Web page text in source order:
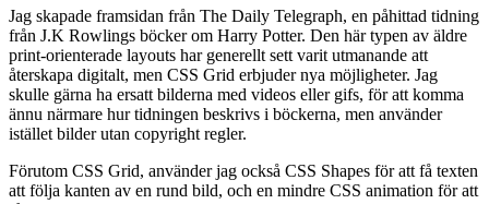
Jag skapade framsidan från The Daily Telegraph, en påhittad tidning
från J.K Rowlings böcker om Harry Potter. Den här typen av äldre
print-orienterade layouts har generellt sett varit utmanande att
återskapa digitalt, men CSS Grid erbjuder nya möjligheter. Jag
skulle gärna ha ersatt bilderna med videos eller gifs, för att komma
ännu närmare hur tidningen beskrivs i böckerna, men använder
istället bilder utan copyright regler.
Förutom CSS Grid, använder jag också CSS Shapes för att få texten
att följa kanten av en rund bild, och en mindre CSS animation för att